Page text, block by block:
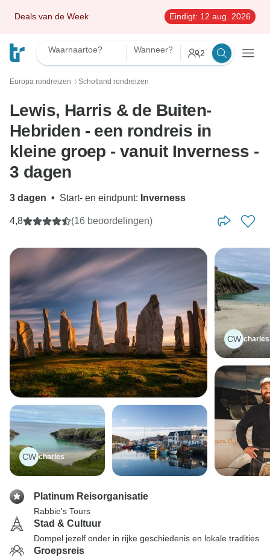
Deals van de Week Eindigt: 12 aug. 2026
Waarnaartoe? Wanneer? 2
Europa rondreizen 〉 Schotland rondreizen
Lewis, Harris & de Buiten-
Hebriden - een rondreis in
kleine groep - vanuit Inverness -
3 dagen
3 dagen • Start- en eindpunt: Inverness
4,8 (16 beoordelingen)
CW charles
CW charles
Platinum Reisorganisatie
Rabbie's Tours
Stad & Cultuur
Dompel jezelf onder in rijke geschiedenis en lokale tradities
Groepsreis